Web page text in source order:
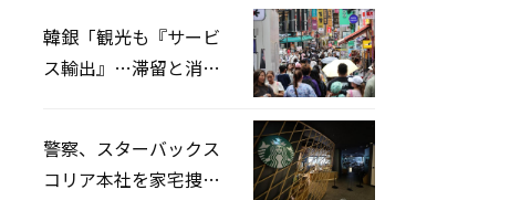
韓銀「観光も『サービ
ス輸出』…滞留と消費
警察、スターバックス
コリア本社を家宅捜